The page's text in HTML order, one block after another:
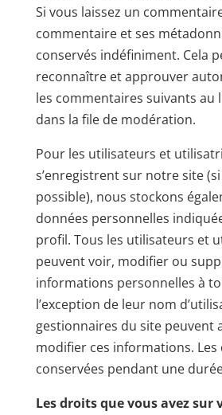
Si vous laissez un
commentaire et ses
conservés indéfiniment. Cela
reconnaître et approuver
les commentaires suivants au
dans la file de modération.
Pour les utilisateurs et
s’enregistrent sur notre site
possible), nous stockons
données personnelles
profil. Tous les utilisateurs et
peuvent voir, modifier ou
informations personnelles à
l’exception de leur nom
gestionnaires du site peuvent
modifier ces informations.
conservées pendant une
Les droits que vous avez sur